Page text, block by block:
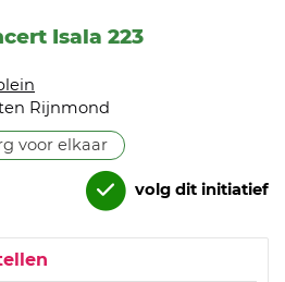
Isala 223
Rijnmond
voor elkaar
volg dit initiatief